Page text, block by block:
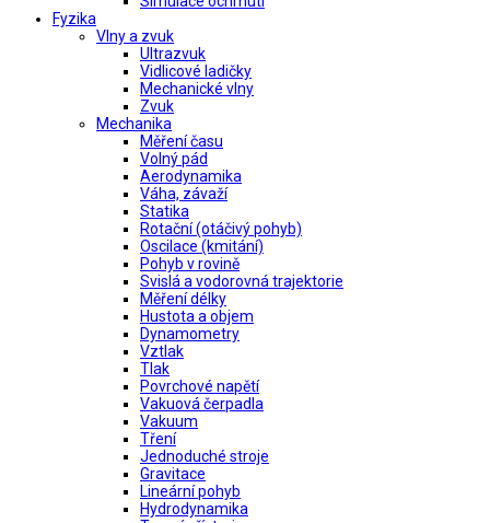
Fyzika
Vlny a zvuk
Ultrazvuk
Vidlicové ladičky
Mechanické vlny
Zvuk
Mechanika
Měření času
Volný pád
Aerodynamika
Váha, závaží
Statika
Rotační (otáčivý pohyb)
Oscilace (kmitání)
Pohyb v rovině
Svislá a vodorovná trajektorie
Měření délky
Hustota a objem
Dynamometry
Vztlak
Tlak
Povrchové napětí
Vakuová čerpadla
Vakuum
Tření
Jednoduché stroje
Gravitace
Lineární pohyb
Hydrodynamika